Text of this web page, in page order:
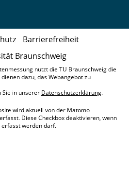
Braunschweig
Barrierefreiheit
nutzt die TU Braunschweig die
dazu, das Webangebot zu
in unserer Datenschutzerklärung.
wird aktuell von der Matomo
Diese Checkbox deaktivieren, wenn
werden darf.